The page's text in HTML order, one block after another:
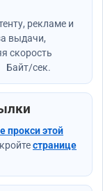
рекламе и
выдачи,
скорость
Байт/сек.
прокси этой
странице